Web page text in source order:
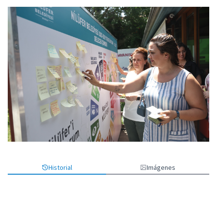
Historial Imágenes